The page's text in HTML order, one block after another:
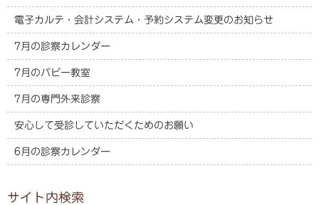
電子カルテ・会計システム・予約システム変更のお知らせ
7月の診察カレンダー
7月のパピー教室
7月の専門外来診察
安心して受診していただくためのお願い
6月の診察カレンダー
サイト内検索